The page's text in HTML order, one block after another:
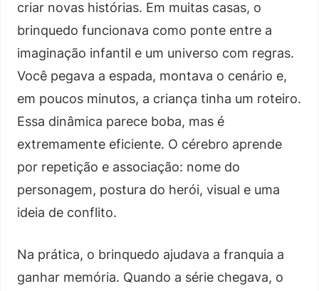
criar novas histórias. Em muitas casas, o
brinquedo funcionava como ponte entre a
imaginação infantil e um universo com regras.
Você pegava a espada, montava o cenário e,
em poucos minutos, a criança tinha um roteiro.
Essa dinâmica parece boba, mas é
extremamente eficiente. O cérebro aprende
por repetição e associação: nome do
personagem, postura do herói, visual e uma
ideia de conflito.
Na prática, o brinquedo ajudava a franquia a
ganhar memória. Quando a série chegava, o